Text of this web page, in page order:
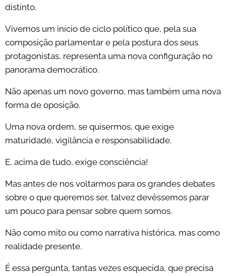
distinto.
Vivemos um início de ciclo político que, pela sua
composição parlamentar e pela postura dos seus
protagonistas, representa uma nova configuração no
panorama democrático.
Não apenas um novo governo, mas também uma nova
forma de oposição.
Uma nova ordem, se quisermos, que exige
maturidade, vigilância e responsabilidade.
E, acima de tudo, exige consciência!
Mas antes de nos voltarmos para os grandes debates
sobre o que queremos ser, talvez devêssemos parar
um pouco para pensar sobre quem somos.
Não como mito ou como narrativa histórica, mas como
realidade presente.
É essa pergunta, tantas vezes esquecida, que precisa